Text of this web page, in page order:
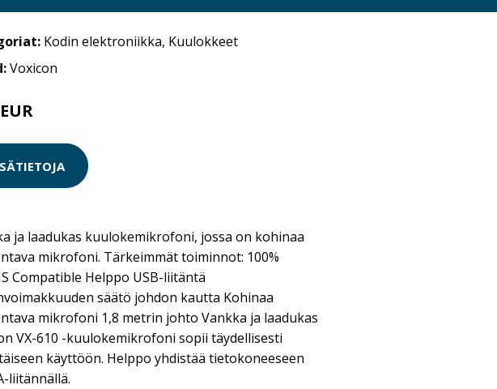
Kodin elektroniikka, Kuulokkeet
Voxicon
ja laadukas kuulokemikrofoni, jossa on kohinaa
mikrofoni. Tärkeimmät toiminnot: 100%
Compatible Helppo USB-liitäntä
säätö johdon kautta Kohinaa
mikrofoni 1,8 metrin johto Vankka ja laadukas
VX-610 -kuulokemikrofoni sopii täydellisesti
käyttöön. Helppo yhdistää tietokoneeseen
liitännällä.